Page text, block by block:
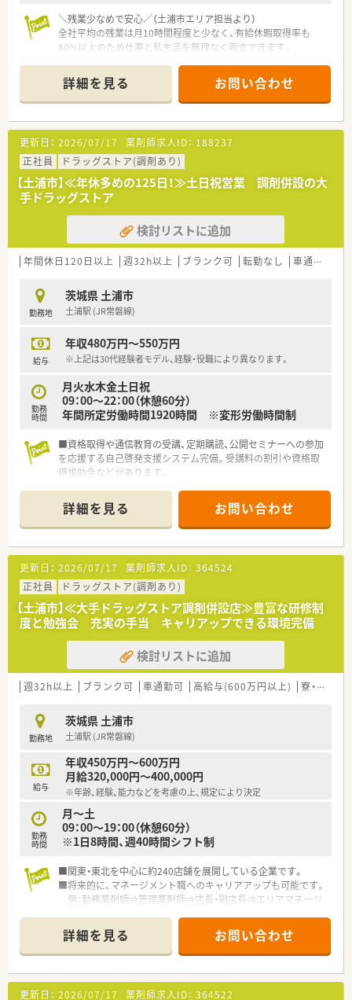
＼残業少なめで安心／（土浦市エリア担当より）
全社平均の残業は月10時間程度と少なく、有給休暇取得率も
80%以上のため仕事と私生活を無理なく両立できます。
【店舗情報と応需状況について】
■最寄り駅のJR常磐線神立駅から車で10分ほどの場所に位置し
ており、毎日のお車での通勤にも非常に便利です。
■近隣にある約800床の総合病院から、内科や小児科、皮膚科、耳
鼻科をはじめとする幅広い科目を応需しています。
■処方箋枚数は1日あたり約200枚ですが、常時10名の薬剤師体
制を整えてゆとりを持って対応しています。
【募集背景と求める人物像について】
■今回はさらなるサービス向上と手厚い人員体制の維持を目的
として、欠員補充のための正社員を募集しています。
■総合科目の幅広い調剤業務を通じて、薬剤師としてのスキルを
高めたいという前向きな意欲のある方を求めています。
■周囲のスタッフと円滑に連携を図りながら、患者様に対して明
【法人特徴について】
■関東や東海などの広域にドミナント展開を行っており、充実し
■個人のノルマはなく店舗の目標を全員で追う風土があり、ボト
ムアップ型で現場の意見が通りやすい社風です。
え合いながら有給休暇を取得しやすい環境です。
詳細を見る お問い合わせ
更新日： 2026/07/17 薬剤師求人ID： 188237
正社員
ドラッグストア(調剤あり)
【土浦市】≪年休多めの125日！≫土日祝営業 調剤併設の大
手ドラッグストア
検討リストに追加
年間休日120日以上 週32h以上 ブランク可 転勤なし 車通勤可
勤務地
茨城県 土浦市
土浦駅 (JR常磐線)
給与
年収480万円～550万円
※上記は30代経験者モデル、経験・役職により異なります。
勤務
時間
月火水木金土日祝
09：00～22：00（休憩60分）
年間所定労働時間1920時間 ※変形労働時間制
■資格取得や通信教育の受講、定期購読、公開セミナーへの参加
を応援する自己啓発支援システム完備。受講料の割引や資格取
得援助金などがあります。
カウンセリングスキルを磨くことが出来ます。
■国内の優良大学院の経営学修士課程（MBA）に人材を派遣。
MBA取得を目指す薬剤師もいます。
■次期経営人材候補としての入口となる「基礎編」、リーダーシ
ップを学ぶ「中級編」、現職経営職を対象とした「上級編」まで、薬
剤師としてだけでなく一社会人として成長出来る本格的なプロ
グラムを用意しています。
■社内・グループ内のさまざまな事業や新たな業種・業態などで
活躍を希望する人材を募る制度。自ら手を挙げ、自分のキャリア
を形成していくことができます。
詳細を見る お問い合わせ
更新日： 2026/07/17 薬剤師求人ID： 364524
正社員
ドラッグストア(調剤あり)
【土浦市】≪大手ドラッグストア調剤併設店≫豊富な研修制
度と勉強会 充実の手当 キャリアップできる環境完備
検討リストに追加
週32h以上 ブランク可 車通勤可 高給与(600万円以上) 寮・借上社宅あり
勤務地
茨城県 土浦市
土浦駅 (JR常磐線)
給与
年収450万円～600万円
月給320,000円～400,000円
※年齢、経験、能力などを考慮の上、規定により決定
勤務
時間
月～土
09：00～19：00（休憩60分）
※1日8時間、週40時間シフト制
■関東・東北を中心に約240店舗を展開している企業です。
■将来的に、マネージメント職へのキャリアアップも可能です。
例：勤務薬剤師⇒管理薬剤師⇒店長・副店長⇒エリアマネージ
■調剤併設店舗の場合、基本的に調剤の業務がメインとなりま
す。
詳細を見る お問い合わせ
更新日： 2026/07/17 薬剤師求人ID： 364522